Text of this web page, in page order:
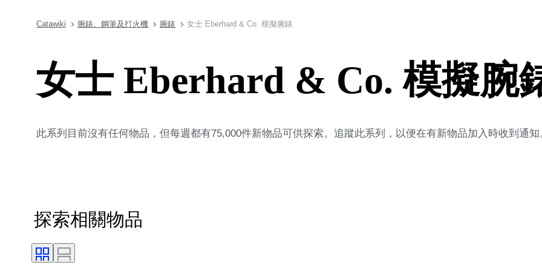
Catawiki 腕錶、鋼筆及打火機 腕錶 女士 Eberhard & Co. 模擬腕錶
女士 Eberhard & Co. 模擬腕
此系列目前沒有任何物品，但每週都有75,000件新物品可供探索。追蹤此系列，以便在有新物品加入時收到通知
探索相關物品